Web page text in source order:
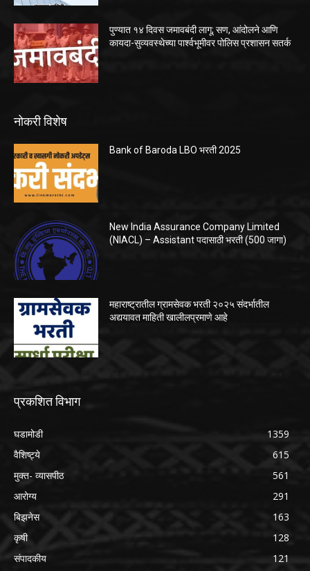
पुण्यात १४ दिवस जमावबंदी लागू; सण, आंदोलने आणि
कायदा-सुव्यवस्थेच्या पार्श्वभूमीवर पोलिस प्रशासन सतर्क
नोकरी विशेष
Bank of Baroda LBO भरती 2025
New India Assurance Company Limited
(NIACL) – Assistant पदासाठी भरती (500 जागा)
महाराष्ट्रातील ग्रामसेवक भरती २०२५ संदर्भातील
अद्ययावत माहिती खालीलप्रमाणे आहे
प्रकशित विभाग
घडामोडी
1359
वैशिष्ट्ये
615
मुक्त- व्यासपीठ
561
आरोग्य
291
बिझनेस
163
कृषी
128
संपादकीय
121